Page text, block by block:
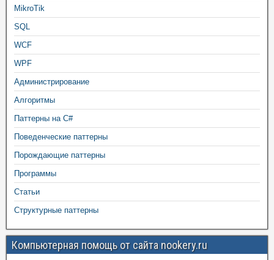
MikroTik
SQL
WCF
WPF
Администрирование
Алгоритмы
Паттерны на C#
Поведенческие паттерны
Порождающие паттерны
Программы
Статьи
Структурные паттерны
Компьютерная помощь от сайта nookery.ru